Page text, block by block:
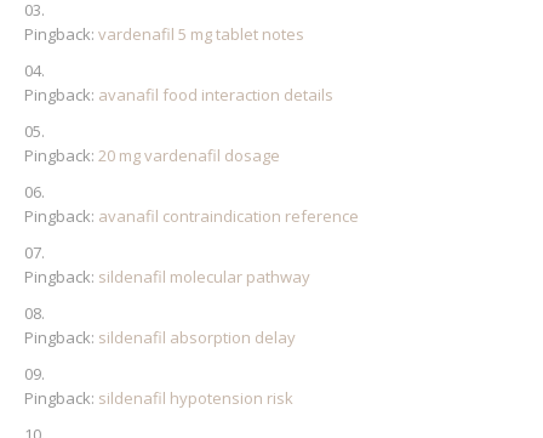
Pingback: vardenafil 5 mg tablet notes
Pingback: avanafil food interaction details
Pingback: 20 mg vardenafil dosage
Pingback: avanafil contraindication reference
Pingback: sildenafil molecular pathway
Pingback: sildenafil absorption delay
Pingback: sildenafil hypotension risk